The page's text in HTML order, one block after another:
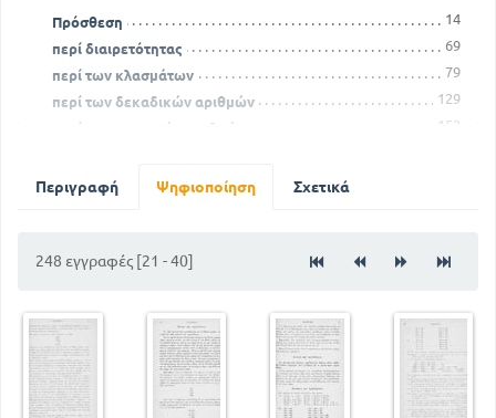
Πρόσθεση
14
περί διαιρετότητας
69
περί των κλασμάτων
79
περί των δεκαδικών αριθμών
129
περί των συμμιγών αριθμών
152
Περιγραφή Ψηφιοποίηση Σχετικά
248 εγγραφές [21 - 40]